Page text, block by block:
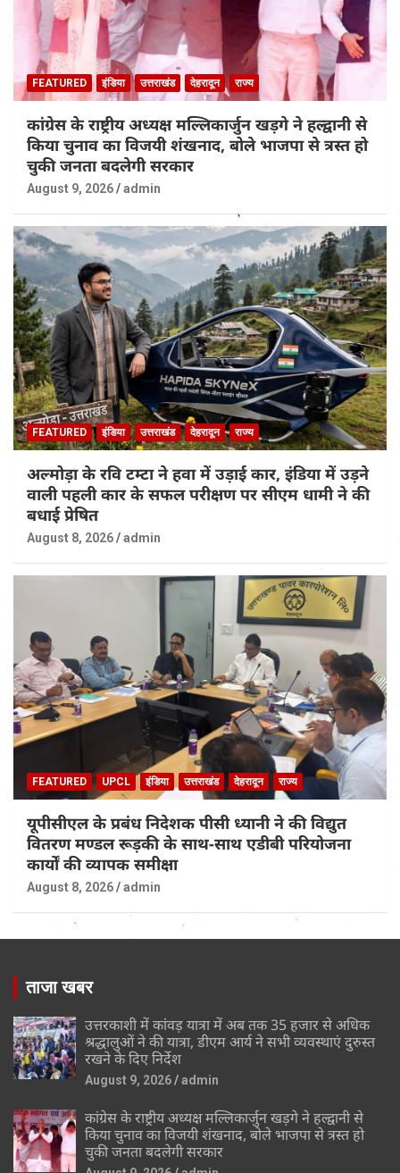
FEATURED इंडिया उत्तराखंड देहरादून राज्य
कांग्रेस के राष्ट्रीय अध्यक्ष मल्लिकार्जुन खड़गे ने हल्द्वानी से
किया चुनाव का विजयी शंखनाद, बोले भाजपा से त्रस्त हो
चुकी जनता बदलेगी सरकार
August 9, 2026 admin
FEATURED इंडिया उत्तराखंड देहरादून राज्य
अल्मोड़ा के रवि टम्टा ने हवा में उड़ाई कार, इंडिया में उड़ने
वाली पहली कार के सफल परीक्षण पर सीएम धामी ने की
बधाई प्रेषित
August 8, 2026 admin
FEATURED UPCL इंडिया उत्तराखंड देहरादून राज्य
यूपीसीएल के प्रबंध निदेशक पीसी ध्यानी ने की विद्युत
वितरण मण्डल रूड़की के साथ-साथ एडीबी परियोजना
कार्यों की व्यापक समीक्षा
August 8, 2026 admin
ताजा खबर
उत्तरकाशी में कांवड़ यात्रा में अब तक 35 हजार से अधिक
श्रद्धालुओं ने की यात्रा, डीएम आर्य ने सभी व्यवस्थाएं दुरुस्त
रखने के दिए निर्देश
August 9, 2026 admin
कांग्रेस के राष्ट्रीय अध्यक्ष मल्लिकार्जुन खड़गे ने हल्द्वानी से
किया चुनाव का विजयी शंखनाद, बोले भाजपा से त्रस्त हो
चुकी जनता बदलेगी सरकार